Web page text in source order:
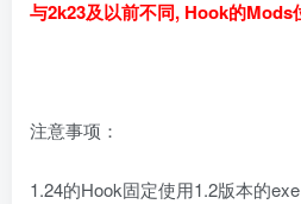
与2k23及以前不同, Hook的
注意事项：
1.24的Hook固定使用1.2版本的